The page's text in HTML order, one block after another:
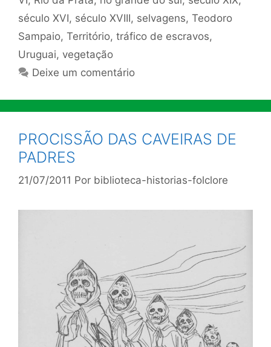
século XVI, século XVIII, selvagens, Teodoro
Sampaio, Território, tráfico de escravos,
Uruguai, vegetação
Deixe um comentário
PROCISSÃO DAS CAVEIRAS DE
PADRES
21/07/2011 Por biblioteca-historias-folclore